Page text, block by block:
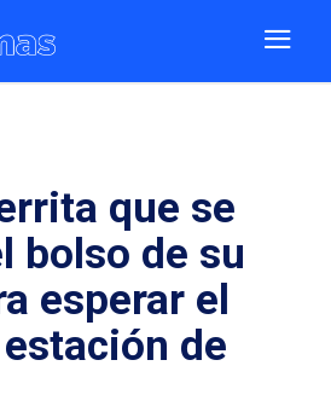
que se
bolso de su
esperar el
de